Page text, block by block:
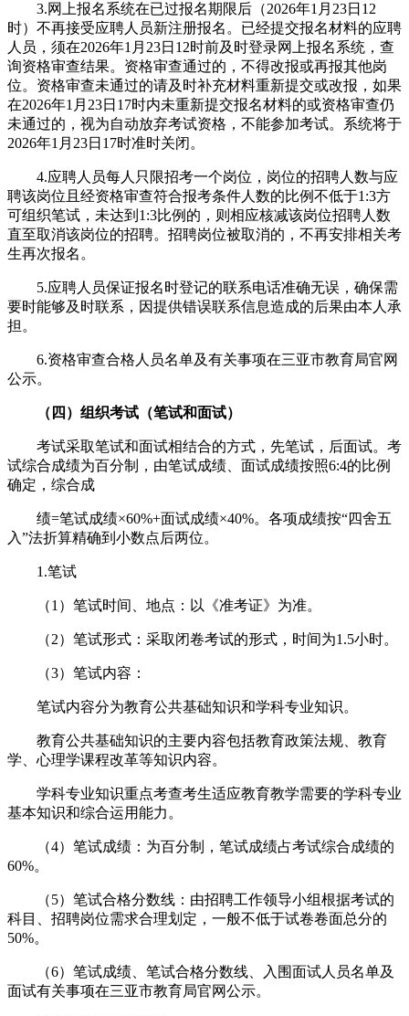
3.网上报名系统在已过报名期限后（2026年1月23日12
时）不再接受应聘人员新注册报名。已经提交报名材料的应聘
人员，须在2026年1月23日12时前及时登录网上报名系统，查
询资格审查结果。资格审查通过的，不得改报或再报其他岗
位。资格审查未通过的请及时补充材料重新提交或改报，如果
在2026年1月23日17时内未重新提交报名材料的或资格审查仍
未通过的，视为自动放弃考试资格，不能参加考试。系统将于
2026年1月23日17时准时关闭。
4.应聘人员每人只限招考一个岗位，岗位的招聘人数与应
聘该岗位且经资格审查符合报考条件人数的比例不低于1:3方
可组织笔试，未达到1:3比例的，则相应核减该岗位招聘人数
直至取消该岗位的招聘。招聘岗位被取消的，不再安排相关考
生再次报名。
5.应聘人员保证报名时登记的联系电话准确无误，确保需
要时能够及时联系，因提供错误联系信息造成的后果由本人承
担。
6.资格审查合格人员名单及有关事项在三亚市教育局官网
公示。
（四）组织考试（笔试和面试）
考试采取笔试和面试相结合的方式，先笔试，后面试。考
试综合成绩为百分制，由笔试成绩、面试成绩按照6:4的比例
确定，综合成
绩=笔试成绩×60%+面试成绩×40%。各项成绩按“四舍五
入”法折算精确到小数点后两位。
1.笔试
（1）笔试时间、地点：以《准考证》为准。
（2）笔试形式：采取闭卷考试的形式，时间为1.5小时。
（3）笔试内容：
笔试内容分为教育公共基础知识和学科专业知识。
教育公共基础知识的主要内容包括教育政策法规、教育
学、心理学课程改革等知识内容。
学科专业知识重点考查考生适应教育教学需要的学科专业
基本知识和综合运用能力。
（4）笔试成绩：为百分制，笔试成绩占考试综合成绩的
60%。
（5）笔试合格分数线：由招聘工作领导小组根据考试的
科目、招聘岗位需求合理划定，一般不低于试卷卷面总分的
50%。
（6）笔试成绩、笔试合格分数线、入围面试人员名单及
面试有关事项在三亚市教育局官网公示。